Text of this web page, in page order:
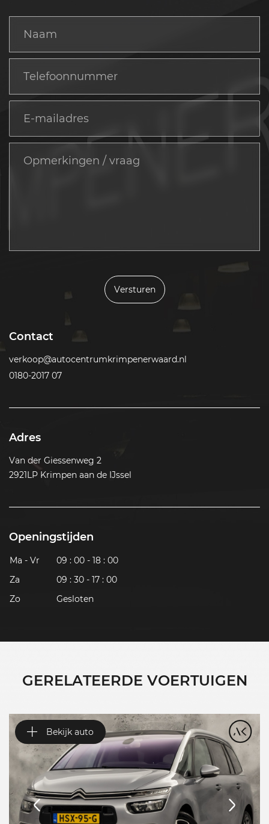
Versturen
Contact
verkoop@autocentrumkrimpenerwaard.nl
0180-2017 07
Adres
Van der Giessenweg 2
2921LP Krimpen aan de IJssel
Openingstijden
Ma - Vr
09 : 00 - 18 : 00
Za
09 : 30 - 17 : 00
Zo
Gesloten
GERELATEERDE VOERTUIGEN
Bekijk auto